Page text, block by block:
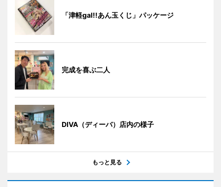
「津軽gal!!あん玉くじ」パッケージ
完成を喜ぶ二人
DIVA（ディーバ）店内の様子
もっと見る